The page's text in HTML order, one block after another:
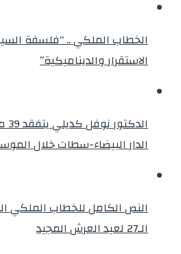
الخطاب الملكي .. “فلسفة
الاستقرار والديناميكية”
الدار البيضاء-سطات خلال الموسم
النص الكامل للخطاب الملكي
الـ27 لعيد العرش المجيد